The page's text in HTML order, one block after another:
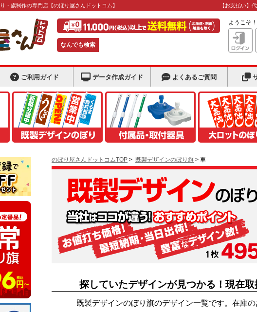
・旗制作の専門店 【のぼり屋さんドットコム】 【お支払い】
なんでも検索
ようこそ
ご利用ガイド データ作成ガイド よくあるご質問
のぼり屋さんドットコムTOP > 既製デザインのぼり旗 > 車
探していたデザインが見つかる！現在
既製デザインのぼり旗のデザイン一覧です。在庫